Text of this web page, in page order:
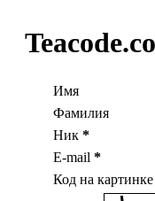
Имя
Фамилия
Ник *
E-mail *
Код на